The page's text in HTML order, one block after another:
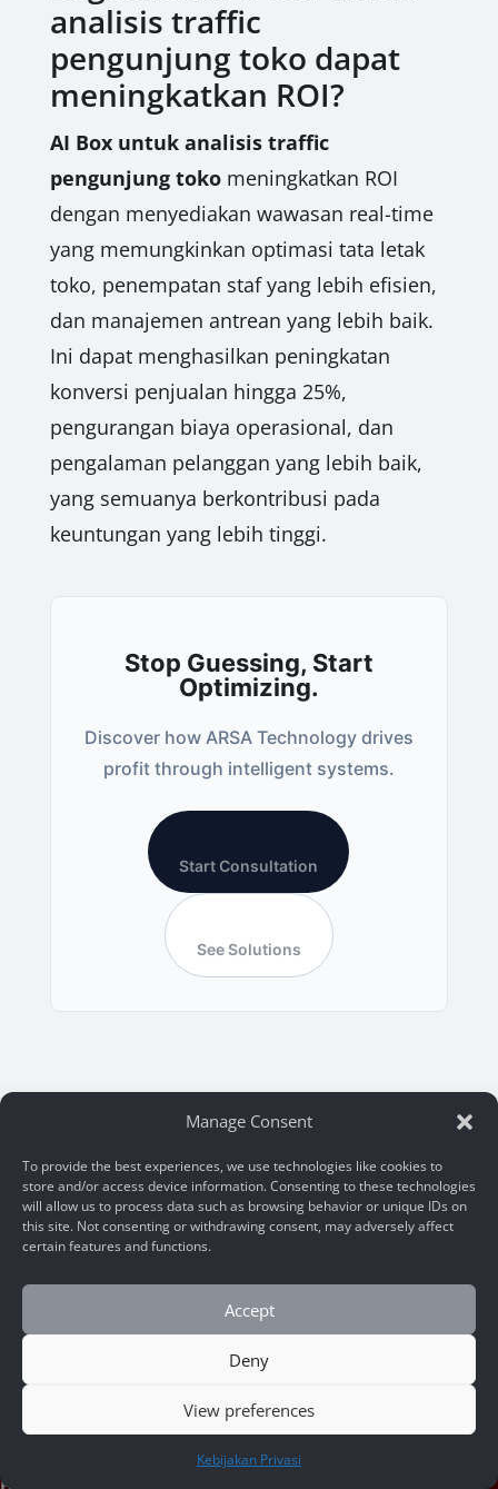
Manage Consent
To provide the best experiences, we use technologies like cookies to
store and/or access device information. Consenting to these technologies
will allow us to process data such as browsing behavior or unique IDs on
this site. Not consenting or withdrawing consent, may adversely affect
certain features and functions.
Accept
Deny
View preferences
Kebijakan Privasi
analisis traffic
pengunjung toko dapat
meningkatkan ROI?
AI Box untuk analisis traffic
pengunjung tokomeningkatkan ROI
dengan menyediakan wawasan real-time
yang memungkinkan optimasi tata letak
toko, penempatan staf yang lebih efisien,
dan manajemen antrean yang lebih baik.
Ini dapat menghasilkan peningkatan
konversi penjualan hingga 25%,
pengurangan biaya operasional, dan
pengalaman pelanggan yang lebih baik,
yang semuanya berkontribusi pada
keuntungan yang lebih tinggi.
Stop Guessing, Start
Optimizing.
Discover how ARSA Technology drives
profit through intelligent systems.
Start Consultation
See Solutions
PT Trisaka Arsa Caraka
HUBUNGI KAMI